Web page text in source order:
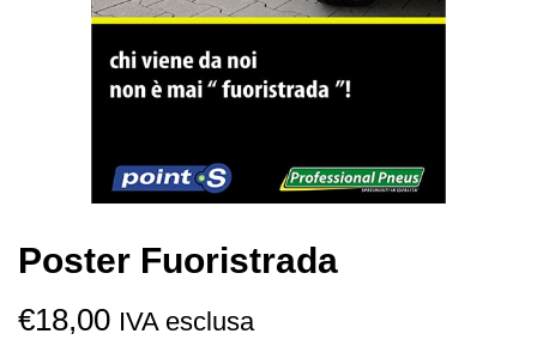
Poster Fuoristrada
€18,00 IVA esclusa